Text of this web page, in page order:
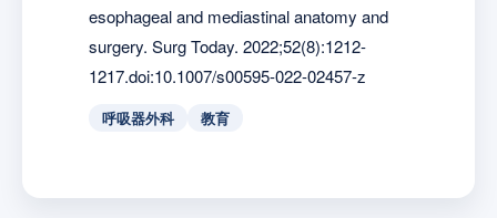
esophageal and mediastinal anatomy and
surgery. Surg Today. 2022;52(8):1212-
1217.doi:10.1007/s00595-022-02457-z
呼吸器外科 教育